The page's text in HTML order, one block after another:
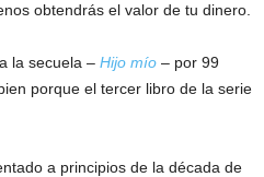
obtendrás el valor de tu dinero.
la secuela – Hijo mío – por 99
porque el tercer libro de la serie
a principios de la década de